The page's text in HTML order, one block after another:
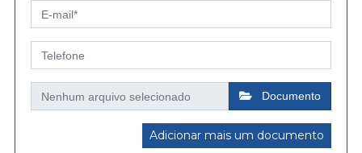
Documento
Adicionar mais um documento